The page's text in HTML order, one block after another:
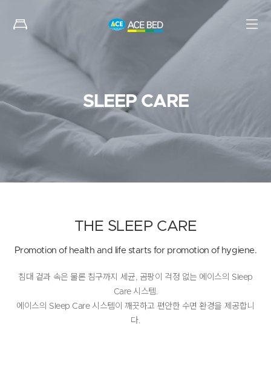
SLEEP CARE
THE SLEEP CARE
Promotion of health and life starts for promotion of hygiene.
침대 겉과 속은 물론 침구까지 세균, 곰팡이 걱정 없는 에이스의 Sleep
Care 시스템.
에이스의 Sleep Care 시스템이 깨끗하고 편안한 수면 환경을 제공합니
다.